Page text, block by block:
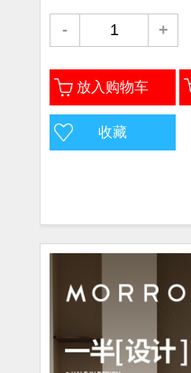
- +